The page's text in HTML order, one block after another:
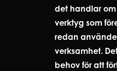
det handlar
verktyg som
redan
verksamhet.
behov för att